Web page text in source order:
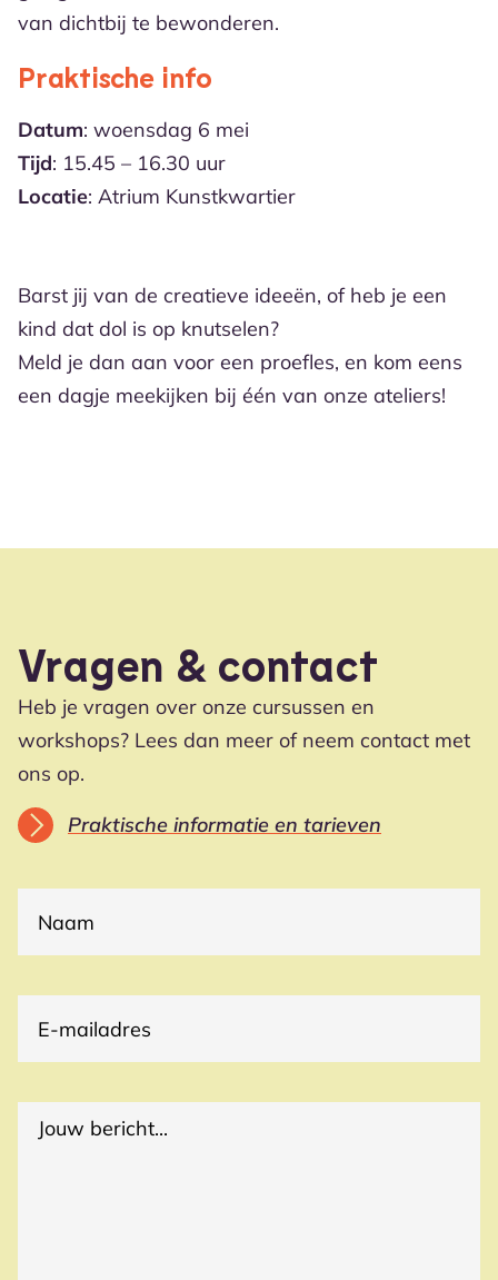
van dichtbij te bewonderen.
Praktische info
Datum: woensdag 6 mei
Tijd: 15.45 – 16.30 uur
Locatie: Atrium Kunstkwartier
Barst jij van de creatieve ideeën, of heb je een
kind dat dol is op knutselen?
Meld je dan aan voor een proefles, en kom eens
een dagje meekijken bij één van onze ateliers!
Vragen & contact
Heb je vragen over onze cursussen en
workshops? Lees dan meer of neem contact met
ons op.
Praktische informatie en tarieven
MAILADRES(VEREIST)
REACTIES (VEREIST)